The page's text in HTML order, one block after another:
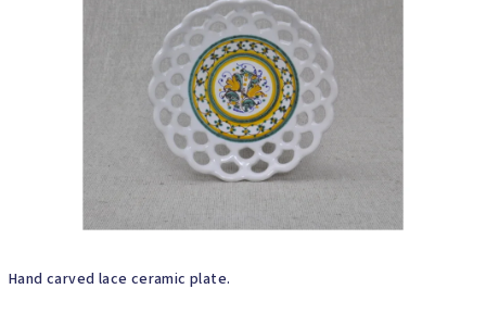
Hand carved lace ceramic plate.
out
of
5
stars.